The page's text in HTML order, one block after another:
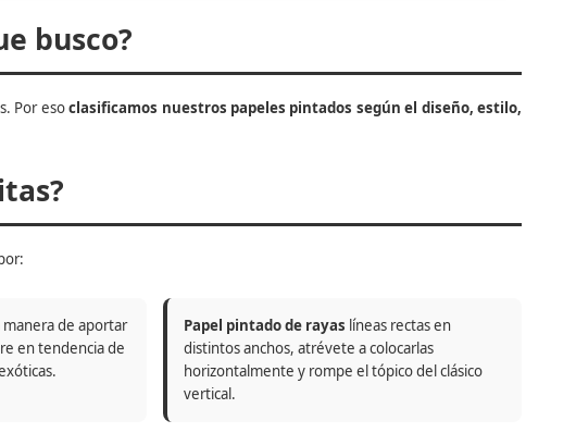
busco?
Por esoclasificamos nuestros papeles pintados según el diseño, estilo,
manera de aportar
en tendencia de
Papel pintado de rayas líneas rectas en
distintos anchos, atrévete a colocarlas
horizontalmente y rompe el tópico del clásico
vertical.